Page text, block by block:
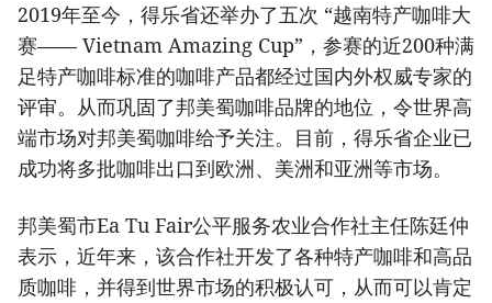
2019年至今，得乐省还举办了五次 “越南特产咖啡大
赛—— Vietnam Amazing Cup”，参赛的近200种满
足特产咖啡标准的咖啡产品都经过国内外权威专家的
评审。从而巩固了邦美蜀咖啡品牌的地位，令世界高
端市场对邦美蜀咖啡给予关注。目前，得乐省企业已
成功将多批咖啡出口到欧洲、美洲和亚洲等市场。
邦美蜀市Ea Tu Fair公平服务农业合作社主任陈廷仲
表示，近年来，该合作社开发了各种特产咖啡和高品
质咖啡，并得到世界市场的积极认可，从而可以肯定